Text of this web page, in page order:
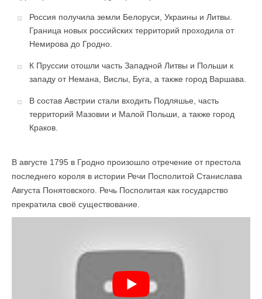
Россия получила земли Белоруси, Украины и Литвы.
Граница новых российских территорий проходила от
Немирова до Гродно.
К Пруссии отошли часть Западной Литвы и Польши к
западу от Немана, Вислы, Буга, а также город Варшава.
В состав Австрии стали входить Подляшье, часть
территорий Мазовии и Малой Польши, а также город
Краков.
В августе 1795 в Гродно произошло отречение от престола
последнего короля в истории Речи Посполитой Станислава
Августа Понятовского. Речь Посполитая как государство
прекратила своё существование.